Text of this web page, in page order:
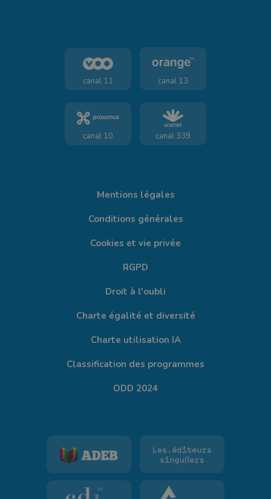
canal 11 canal 13
canal 10 canal 339
Mentions légales
Conditions générales
Cookies et vie privée
RGPD
Droit à l'oubli
Charte égalité et diversité
Charte utilisation IA
Classification des programmes
ODD 2024